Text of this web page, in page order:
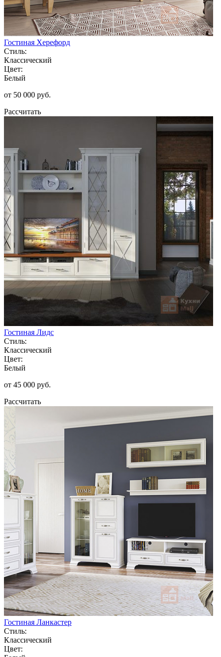
Гостиная Херефорд
Стиль:
Классический
Цвет:
Белый
от 50 000 руб.
Рассчитать
Гостиная Лидс
Стиль:
Классический
Цвет:
Белый
от 45 000 руб.
Рассчитать
Гостиная Ланкастер
Стиль:
Классический
Цвет: